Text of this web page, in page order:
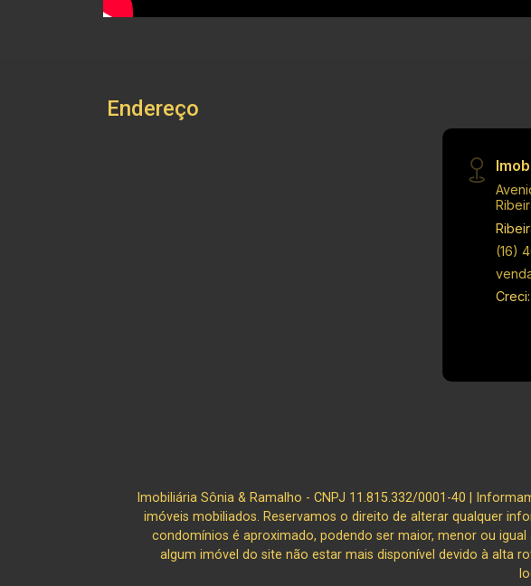
Endereço
(16)
Imobiliária Sônia & Ramalho - CNPJ 11.815.332/0001-40 |
imóveis mobiliados. Reservamos o direito de alterar qualquer
condomínios é aproximado, podendo ser maior, menor ou
algum imóvel do site não estar mais disponível devido à alta